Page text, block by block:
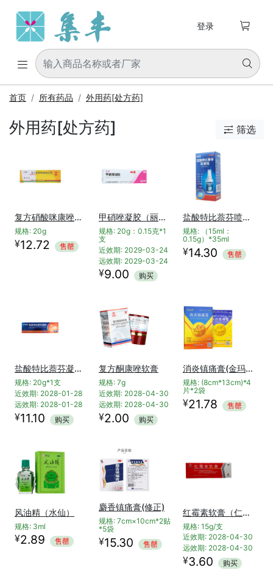
 
登录 
首页 所有药品 外用药[处方药]
外用药[处方药]  筛选
复方硝酸咪康唑软膏(拜尼多)
规格: 20g
¥12.72 售罄
甲硝唑凝胶（丽芙）
规格: 20g：0.15克*1
支
近效期: 2029-03-24
远效期: 2029-03-24
¥9.00 购买
盐酸特比萘芬喷雾剂(必无忧)
规格: （15ml：
0.15g）*35ml
¥14.30 售罄
盐酸特比萘芬凝胶(999必无忧)
规格: 20g*1支
近效期: 2028-01-28
远效期: 2028-01-28
¥11.10 购买
复方酮康唑软膏
规格: 7g
近效期: 2028-04-30
远效期: 2028-04-30
¥2.00 购买
消炎镇痛膏(金玛神)
规格: (8cm*13cm)*4
片*2袋
¥21.78 售罄
风油精（水仙）
规格: 3ml
¥2.89 售罄
麝香镇痛膏(修正)
规格: 7cm×10cm*2贴
*5袋
¥15.30 售罄
红霉素软膏（仁和）
规格: 15g/支
近效期: 2028-04-30
远效期: 2028-04-30
¥3.60 购买